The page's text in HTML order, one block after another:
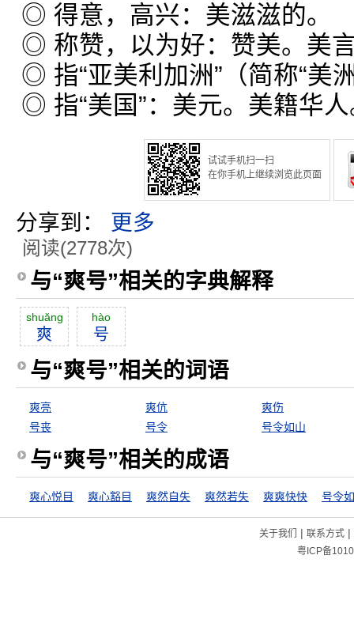
◎ 得意，高兴：美滋滋的。
◎ 称赞，以为好：赞美。美
◎ 指“亚美利加洲”（简称“美
◎ 指“美国”：美元。美籍华
试试手机扫一扫
在你手机上继续浏览此页面
分享到： 更多
阅读(2778次)
与“爽号”相关的字典解释
shuăng
爽
hào
号
与“爽号”相关的词语
爽亮 爽伉
爽伤
号丧
号令 号令如山
与“爽号”相关的成语
爽心悦目 爽心豁目 爽然自失 爽然若失 爽爽快快 号令
关于我们 | 联系方式|
粤ICP备